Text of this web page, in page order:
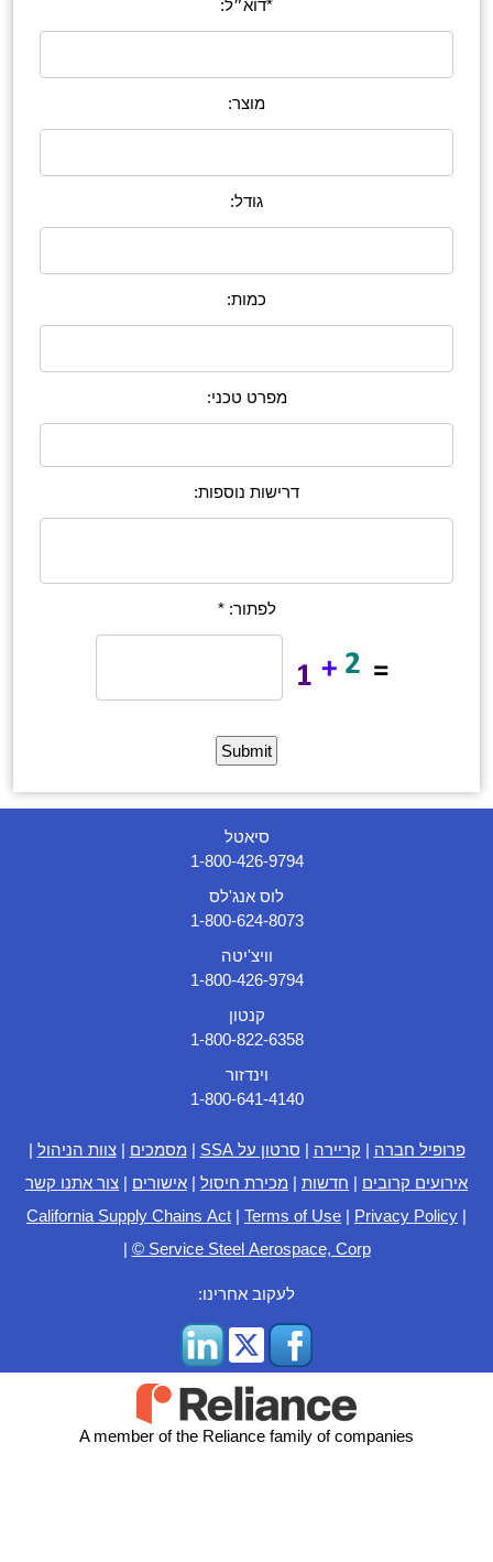
*דוא״ל:
מוצר:
גודל:
כמות:
מפרט טכני:
דרישות נוספות:
לפתור: *
סיאטל
1-800-426-9794
לוס אנג'לס
1-800-624-8073
וויצ'יטה
1-800-426-9794
קנטון
1-800-822-6358
וינדזור
1-800-641-4140
פרופיל חברה|קריירה|סרטון על SSA |מסמכים|צוות הניהול|
אירועים קרובים|חדשות|מכירת חיסול|אישורים|צור אתנו קשר
California Supply Chains Act|Terms of Use|Privacy Policy
|© Service Steel Aerospace, Corp
לעקוב אחרינו:
A member of the Reliance family of companies